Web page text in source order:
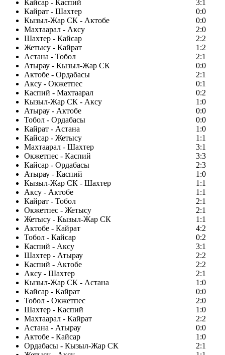
Кайсар - Каспий
3:1
Кайрат - Шахтер
0:0
Кызыл-Жар СК - Актобе
0:0
Махтаарал - Аксу
2:0
Шахтер - Кайсар
2:2
Жетысу - Кайрат
1:2
Астана - Тобол
2:1
Атырау - Кызыл-Жар СК
0:0
Актобе - Ордабасы
2:1
Аксу - Окжетпес
0:1
Каспий - Махтаарал
0:2
Кызыл-Жар СК - Аксу
1:0
Атырау - Актобе
0:0
Тобол - Ордабасы
0:0
Кайрат - Астана
1:0
Кайсар - Жетысу
1:1
Махтаарал - Шахтер
3:1
Окжетпес - Каспий
3:3
Кайсар - Ордабасы
2:3
Атырау - Каспий
1:0
Кызыл-Жар СК - Шахтер
1:1
Аксу - Актобе
1:1
Кайрат - Тобол
2:1
Окжетпес - Жетысу
2:1
Жетысу - Кызыл-Жар СК
1:1
Актобе - Кайрат
4:2
Тобол - Кайсар
0:2
Каспий - Аксу
3:1
Шахтер - Атырау
2:2
Каспий - Актобе
2:2
Аксу - Шахтер
2:1
Кызыл-Жар СК - Астана
1:0
Кайсар - Кайрат
0:0
Тобол - Окжетпес
2:0
Шахтер - Каспий
1:0
Махтаарал - Кайрат
2:2
Астана - Атырау
0:0
Актобе - Кайсар
1:0
Ордабасы - Кызыл-Жар СК
2:1